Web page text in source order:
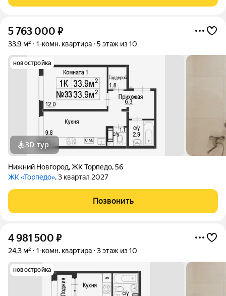
5 763 000 ₽
33,9 м² 1-комн. квартира 5 этаж из 10
новостройка
3D-тур
Нижний Новгород,ЖК Торпедо,56
ЖК «Торпедо», 3 квартал 2027
Позвонить
4 981 500 ₽
24,3 м² 1-комн. квартира 3 этаж из 10
новостройка